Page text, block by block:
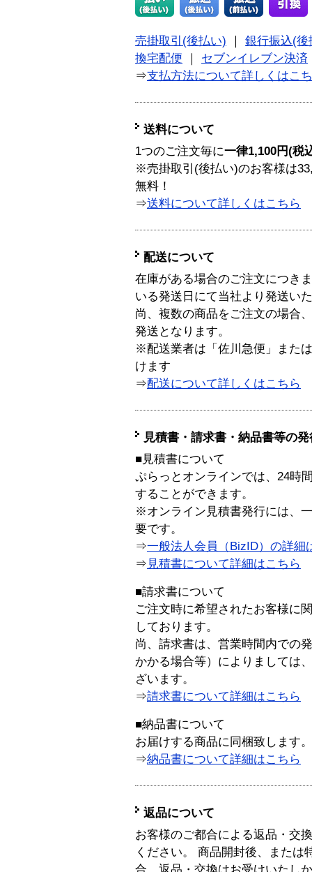
売掛取引(後払い)
銀行振込(後
換宅配便
セブンイレブン決済
⇒支払方法について詳しくはこ
送料について
1つのご注文毎に一律1,100円(税
※売掛取引(後払い)のお客様は
無料！
⇒送料について詳しくはこちら
配送について
在庫がある場合のご注文につき
いる発送日にて当社より発送い
尚、複数の商品をご注文の場合
発送となります。
※配送業者は「佐川急便」また
けます
⇒配送について詳しくはこちら
見積書・請求書・納品書等の
■見積書について
ぷらっとオンラインでは、24時
することができます。
※オンライン見積書発行には、
要です。
⇒一般法人会員（BizID）の詳細
⇒ 見積書について詳細はこちら
■請求書について
ご注文時に希望されたお客様に
しております。
尚、請求書は、営業時間内での
かかる場合等）によりましては
ざいます。
⇒請求書について詳細はこちら
■納品書について
お届けする商品に同梱致します。
⇒納品書について詳細はこちら
返品について
お客様のご都合による返品・交
ください。 商品開封後、または